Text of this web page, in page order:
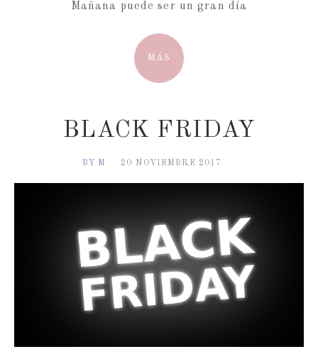
Mañana puede ser un gran día
MÁS
BLACK FRIDAY
BY M 20 NOVIEMBRE 2017